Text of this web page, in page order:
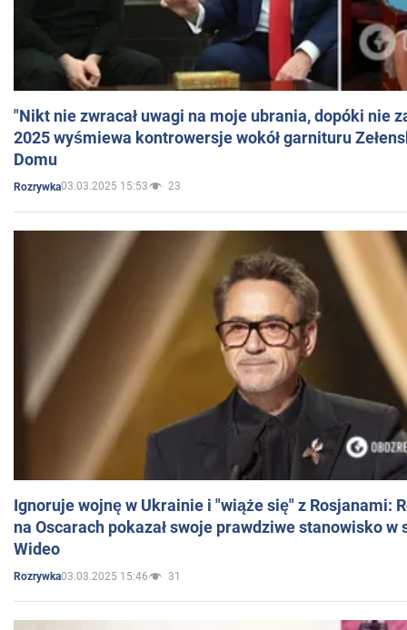
"Nikt nie zwracał uwagi na moje ubrania, dopóki nie
2025 wyśmiewa kontrowersje wokół garnituru
Domu
Rozrywka03.03.2025 15:53 23
Ignoruje wojnę w Ukrainie i "wiąże się" z Rosjanami:
na Oscarach pokazał swoje prawdziwe stanowisko w
Wideo
Rozrywka03.03.2025 15:46 31